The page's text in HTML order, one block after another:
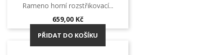
Rameno horní rozstřikovací...
Cena
659,00 Kč
PŘIDAT DO KOŠÍKU